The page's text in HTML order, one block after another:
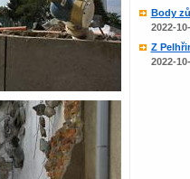
Body
2022-
Z
2022-